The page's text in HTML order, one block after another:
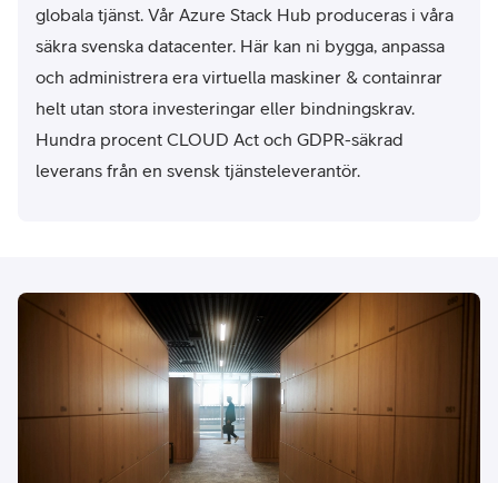
globala tjänst. Vår Azure Stack Hub produceras i våra
säkra svenska datacenter. Här kan ni bygga, anpassa
och administrera era virtuella maskiner & containrar
helt utan stora investeringar eller bindningskrav.
Hundra procent CLOUD Act och GDPR-säkrad
leverans från en svensk tjänsteleverantör.